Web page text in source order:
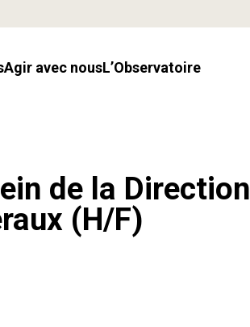
Agir avec nous l’Observatoire
de la
(H/F)